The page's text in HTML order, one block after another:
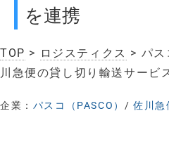
を連携
TOP > ロジスティクス > パス
川急便の貸し切り輸送サービ
企業： パスコ（PASCO） /佐川急